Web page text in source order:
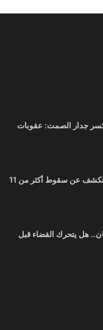
جدار الصمت: عقوبات
مجزرة في الجنوب: مصادر تكشف عن سقوط أكثر من 11
هل يتحرك القضاء قبل